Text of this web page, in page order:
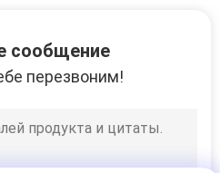
сообщение
перезвоним!